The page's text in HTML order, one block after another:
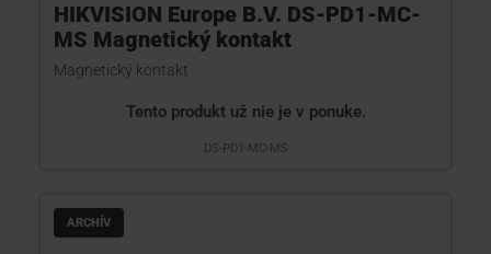
HIKVISION Europe B.V. DS-PD1-MC-
MS Magnetický kontakt
Magnetický kontakt
Tento produkt už nie je v ponuke.
DS-PD1-MC-MS
ARCHÍV